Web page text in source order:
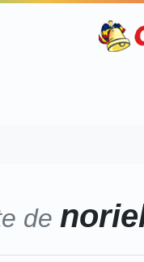
de